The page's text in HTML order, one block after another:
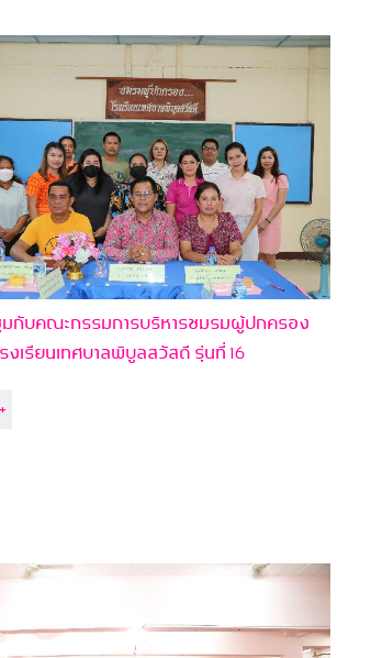
มกับคณะกรรมการบริหารชมรมผู้ปกครอง
งเรียนเทศบาลพิบูลสวัสดี รุ่นที่ 16